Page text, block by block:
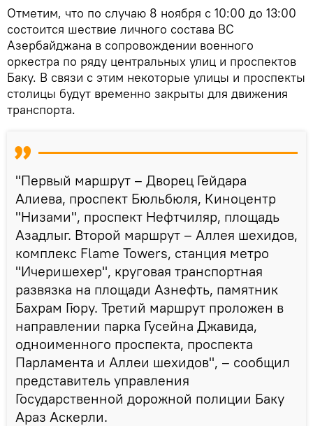
Отметим, что по случаю 8 ноября с 10:00 до 13:00
состоится шествие личного состава ВС
Азербайджана в сопровождении военного
оркестра по ряду центральных улиц и проспектов
Баку. В связи с этим некоторые улицы и проспекты
столицы будут временно закрыты для движения
транспорта.
"Первый маршрут – Дворец Гейдара
Алиева, проспект Бюльбюля, Киноцентр
"Низами", проспект Нефтчиляр, площадь
Азадлыг. Второй маршрут – Аллея шехидов,
комплекс Flame Towers, станция метро
"Ичеришехер", круговая транспортная
развязка на площади Азнефть, памятник
Бахрам Гюру. Третий маршрут проложен в
направлении парка Гусейна Джавида,
одноименного проспекта, проспекта
Парламента и Аллеи шехидов", – сообщил
представитель управления
Государственной дорожной полиции Баку
Араз Аскерли.